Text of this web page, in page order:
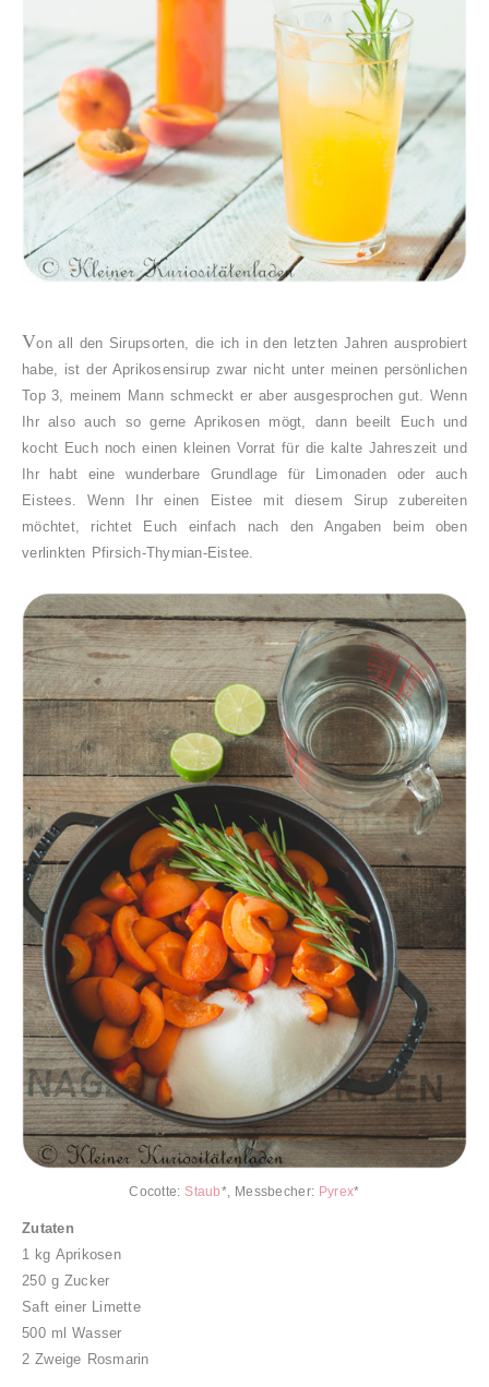
Von all den Sirupsorten, die ich in den letzten Jahren ausprobiert
habe, ist der Aprikosensirup zwar nicht unter meinen persönlichen
Top 3, meinem Mann schmeckt er aber ausgesprochen gut. Wenn
Ihr also auch so gerne Aprikosen mögt, dann beeilt Euch und
kocht Euch noch einen kleinen Vorrat für die kalte Jahreszeit und
Ihr habt eine wunderbare Grundlage für Limonaden oder auch
Eistees. Wenn Ihr einen Eistee mit diesem Sirup zubereiten
möchtet, richtet Euch einfach nach den Angaben beim oben
verlinkten Pfirsich-Thymian-Eistee.
Cocotte: Staub*, Messbecher: Pyrex*
Zutaten
1 kg Aprikosen
250 g Zucker
Saft einer Limette
500 ml Wasser
2 Zweige Rosmarin